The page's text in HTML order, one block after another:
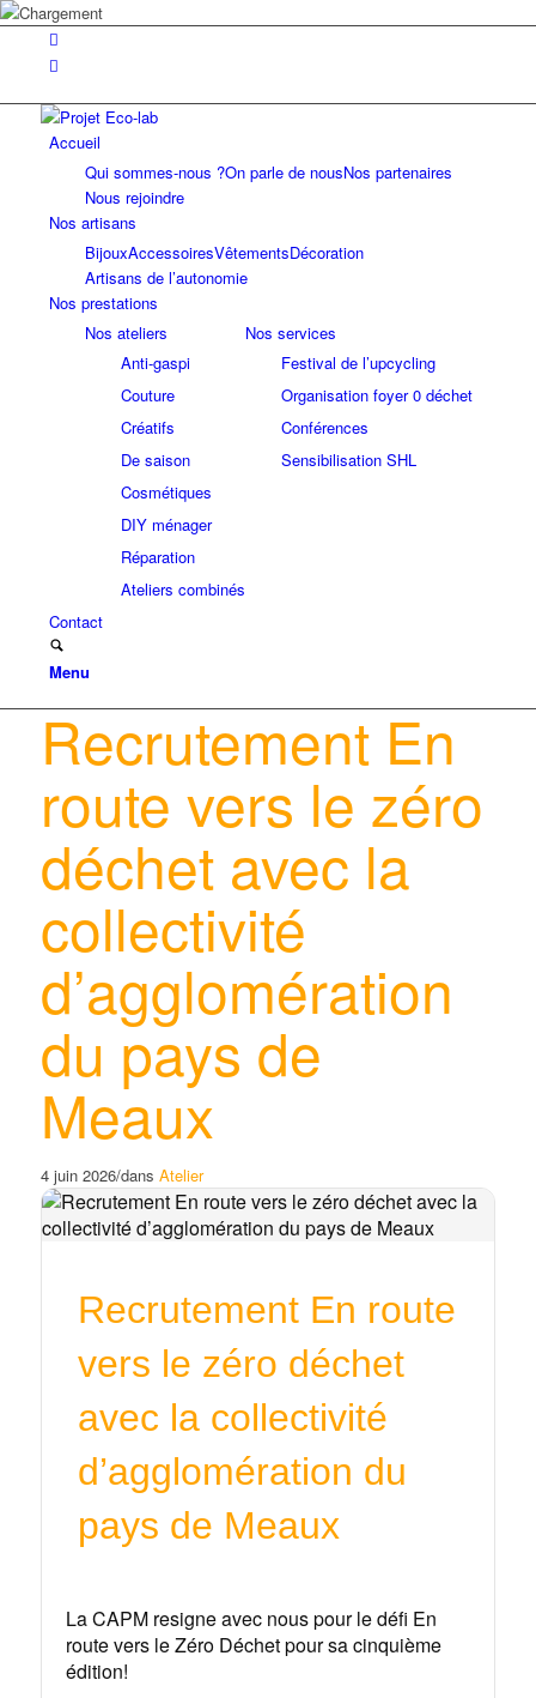
Accueil
Qui sommes-nous ?On parle de nousNos partenaires
Nous rejoindre
Nos artisans
BijouxAccessoiresVêtementsDécoration
Artisans de l’autonomie
Nos prestations
Nos ateliers
Anti-gaspi
Couture
Créatifs
De saison
Cosmétiques
DIY ménager
Réparation
Ateliers combinés
Nos services
Festival de l’upcycling
Organisation foyer 0 déchet
Conférences
Sensibilisation SHL
Contact
Menu
Recrutement En
route vers le zéro
déchet avec la
collectivité
d’agglomération
du pays de
Meaux
4 juin 2026/dans Atelier
Recrutement En route
vers le zéro déchet
avec la collectivité
d’agglomération du
pays de Meaux
La CAPM resigne avec nous pour le défi En
route vers le Zéro Déchet pour sa cinquième
édition!